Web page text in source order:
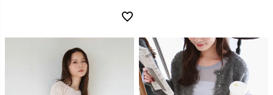
表示する
表示しない
検索